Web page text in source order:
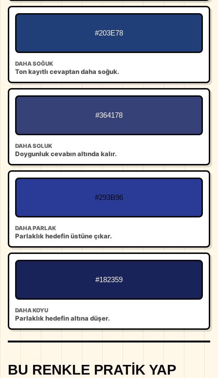
#203E78
DAHA SOĞUK
Ton kayıtlı cevaptan daha soğuk.
#364178
DAHA SOLUK
Doygunluk cevabın altında kalır.
#293B96
DAHA PARLAK
Parlaklık hedefin üstüne çıkar.
#182359
DAHA KOYU
Parlaklık hedefin altına düşer.
BU RENKLE PRATIK YAP